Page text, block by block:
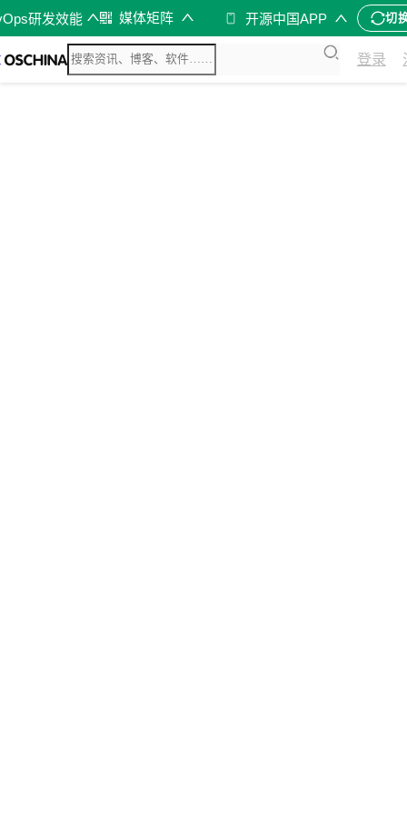
研发效能 媒体矩阵 开源中国APP 切
登录